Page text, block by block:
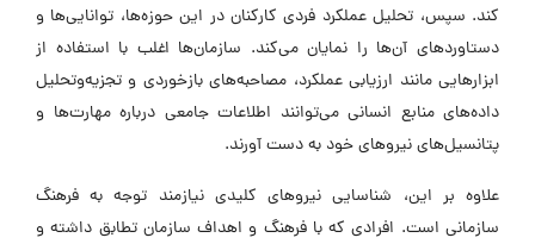
کند. سپس، تحلیل عملکرد فردی کارکنان در این حوزه‌ها، توانایی‌ها و
دستاورد‌های آن‌ها را نمایان می‌کند. سازمان‌ها اغلب با استفاده از
ابزار‌هایی مانند ارزیابی عملکرد، مصاحبه‌های بازخوردی و تجزیه‌وتحلیل
داده‌های منابع انسانی می‌توانند اطلاعات جامعی درباره مهارت‌ها و
پتانسیل‌های نیرو‌های خود به دست آورند.
علاوه بر این، شناسایی نیرو‌های کلیدی نیازمند توجه به فرهنگ
سازمانی است. افرادی که با فرهنگ و اهداف سازمان تطابق داشته و